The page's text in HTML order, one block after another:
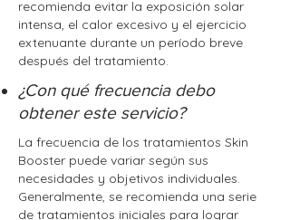
recomienda evitar la exposición solar
intensa, el calor excesivo y el ejercicio
extenuante durante un período breve
después del tratamiento.
¿Con qué frecuencia debo
obtener este servicio?
La frecuencia de los tratamientos Skin
Booster puede variar según sus
necesidades y objetivos individuales.
Generalmente, se recomienda una serie
de tratamientos iniciales para lograr